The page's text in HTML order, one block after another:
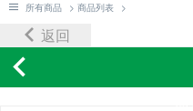
所有商品 > 商品列表 >
返回